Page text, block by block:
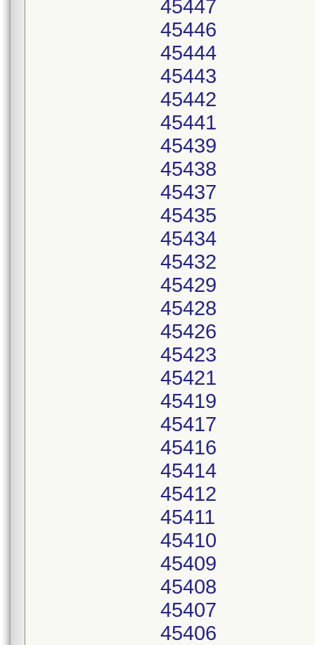
45447
45446
45444
45443
45442
45441
45439
45438
45437
45435
45434
45432
45429
45428
45426
45423
45421
45419
45417
45416
45414
45412
45411
45410
45409
45408
45407
45406